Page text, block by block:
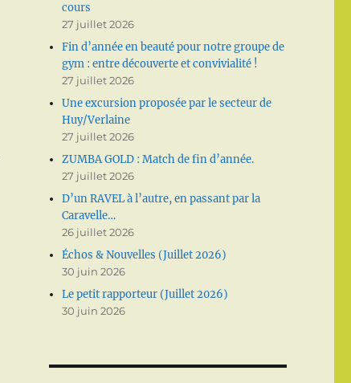
cours
27 juillet 2026
Fin d’année en beauté pour notre groupe de
gym : entre découverte et convivialité !
27 juillet 2026
Une excursion proposée par le secteur de
Huy/Verlaine
27 juillet 2026
ZUMBA GOLD : Match de fin d’année.
27 juillet 2026
D’un RAVEL à l’autre, en passant par la
Caravelle…
26 juillet 2026
Échos & Nouvelles (Juillet 2026)
30 juin 2026
Le petit rapporteur (Juillet 2026)
30 juin 2026